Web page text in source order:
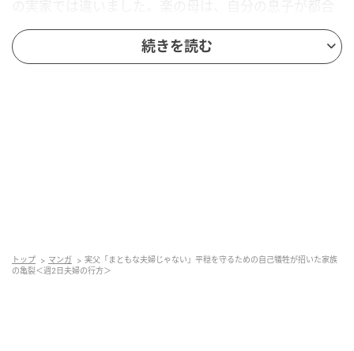
よく扱われているとしか思えず、咲夜たちの対応に不
信感を募らせていました。そして、近所の人からも
「あちらの家に捨てられたんじゃないかって思われ
続きを読む
トップ マンガ
実父「まともな夫婦じゃない」平穏を守るための自己犠牲が招いた家族
の亀裂＜週2日夫婦の行方＞